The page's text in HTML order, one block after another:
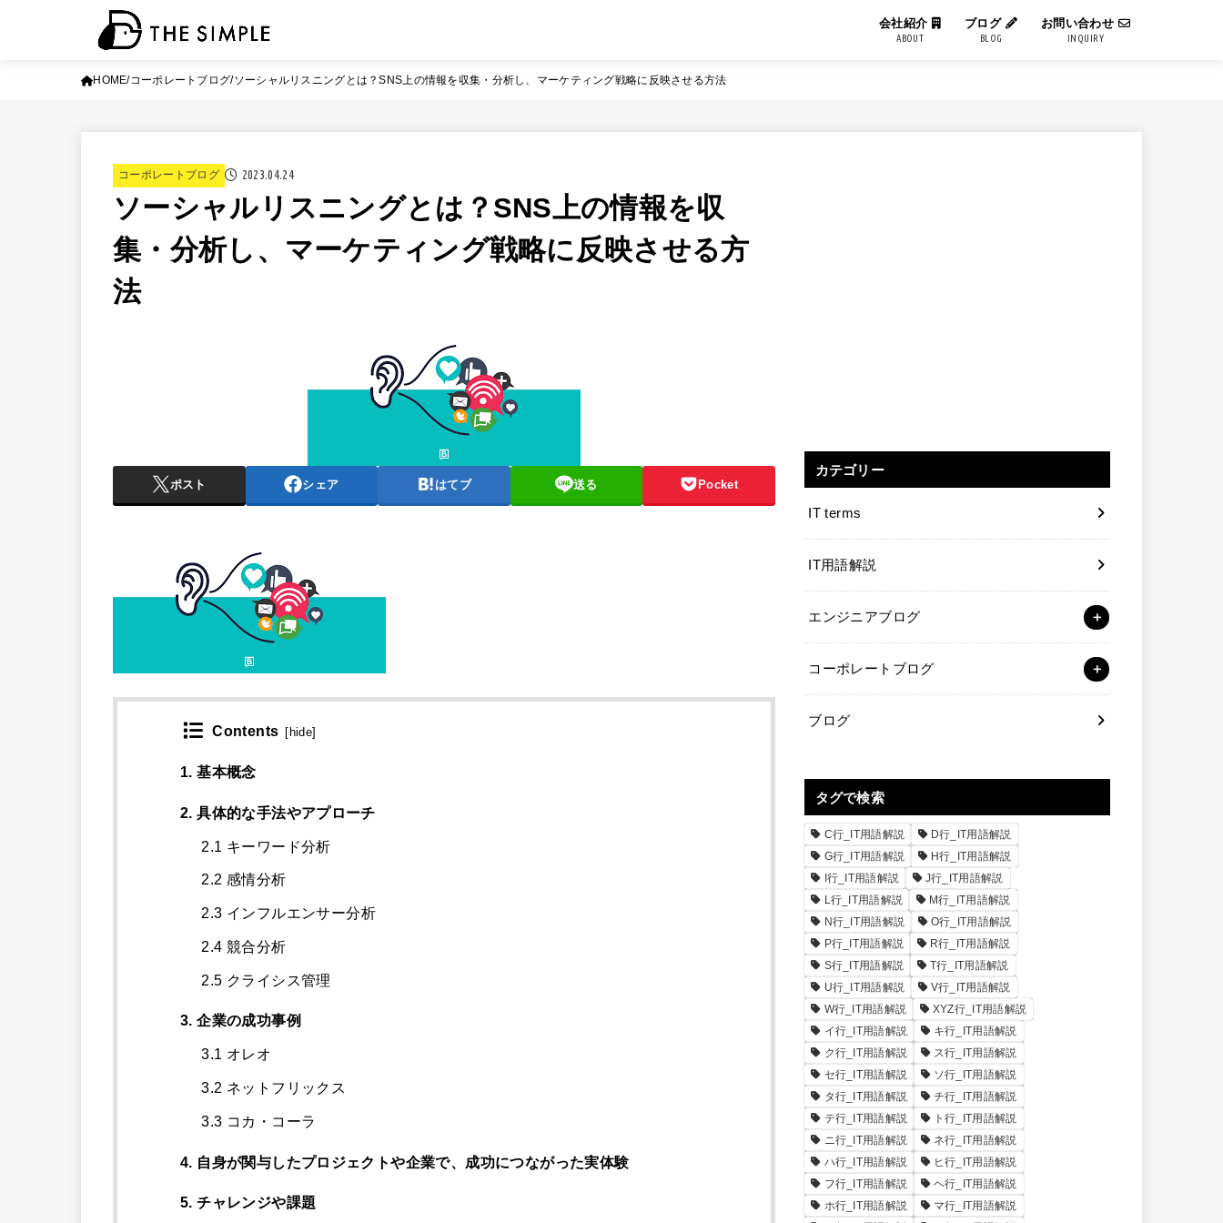
会社紹介
ABOUT
ブログ
BLOG
お問い合わせ
INQUIRY
HOME コーポレートブログ ソーシャルリスニングとは？SNS上の情報を収集・分析し、マーケティング戦略に反映させる方法
コーポレートブログ 2023.04.24
ソーシャルリスニングとは？SNS上の情報を収
集・分析し、マーケティング戦略に反映させる方
法
ポスト シェア はてブ 送る Pocket
Contents hide
1. 基本概念
2. 具体的な手法やアプローチ
2.1 キーワード分析
2.2 感情分析
2.3 インフルエンサー分析
2.4 競合分析
2.5 クライシス管理
3. 企業の成功事例
3.1 オレオ
3.2 ネットフリックス
3.3 コカ・コーラ
4. 自身が関与したプロジェクトや企業で、成功につながった実体験
5. チャレンジや課題
カテゴリー
IT terms
IT用語解説
エンジニアブログ
コーポレートブログ
ブログ
タグで検索
C行_IT用語解説
D行_IT用語解説
G行_IT用語解説
H行_IT用語解説
I行_IT用語解説
J行_IT用語解説
L行_IT用語解説
M行_IT用語解説
N行_IT用語解説
O行_IT用語解説
P行_IT用語解説
R行_IT用語解説
S行_IT用語解説
T行_IT用語解説
U行_IT用語解説
V行_IT用語解説
W行_IT用語解説
XYZ行_IT用語解説
イ行_IT用語解説
キ行_IT用語解説
ク行_IT用語解説
ス行_IT用語解説
セ行_IT用語解説
ソ行_IT用語解説
タ行_IT用語解説
チ行_IT用語解説
テ行_IT用語解説
ト行_IT用語解説
ニ行_IT用語解説
ネ行_IT用語解説
ハ行_IT用語解説
ヒ行_IT用語解説
フ行_IT用語解説
ヘ行_IT用語解説
ホ行_IT用語解説
マ行_IT用語解説